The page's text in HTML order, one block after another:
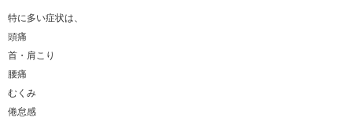
特に多い症状は、
頭痛
首・肩こり
腰痛
むくみ
倦怠感